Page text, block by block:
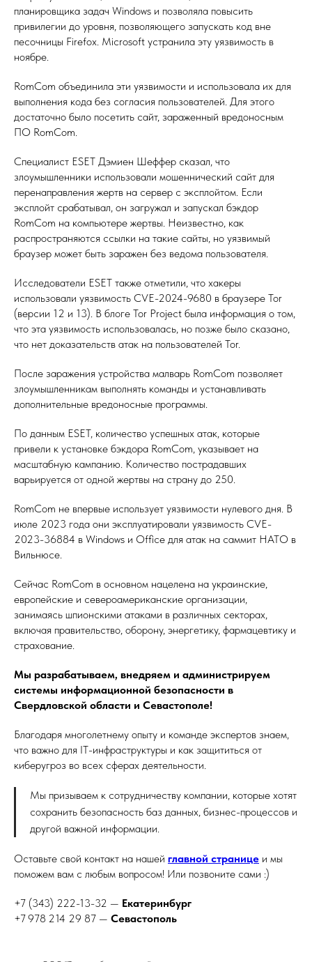
планировщика задач Windows и позволяла повысить
привилегии до уровня, позволяющего запускать код вне
песочницы Firefox. Microsoft устранила эту уязвимость в
ноябре.
RomCom объединила эти уязвимости и использовала их для
выполнения кода без согласия пользователей. Для этого
достаточно было посетить сайт, зараженный вредоносным
ПО RomCom.
Специалист ESET Дэмиен Шеффер сказал, что
злоумышленники использовали мошеннический сайт для
перенаправления жертв на сервер с эксплойтом. Если
эксплойт срабатывал, он загружал и запускал бэкдор
RomCom на компьютере жертвы. Неизвестно, как
распространяются ссылки на такие сайты, но уязвимый
браузер может быть заражен без ведома пользователя.
Исследователи ESET также отметили, что хакеры
использовали уязвимость CVE-2024-9680 в браузере Tor
(версии 12 и 13). В блоге Tor Project была информация о том,
что эта уязвимость использовалась, но позже было сказано,
что нет доказательств атак на пользователей Tor.
После заражения устройства малварь RomCom позволяет
злоумышленникам выполнять команды и устанавливать
дополнительные вредоносные программы.
По данным ESET, количество успешных атак, которые
привели к установке бэкдора RomCom, указывает на
масштабную кампанию. Количество пострадавших
варьируется от одной жертвы на страну до 250.
RomCom не впервые использует уязвимости нулевого дня. В
июле 2023 года они эксплуатировали уязвимость CVE-
2023-36884 в Windows и Office для атак на саммит НАТО в
Вильнюсе.
Сейчас RomCom в основном нацелена на украинские,
европейские и североамериканские организации,
занимаясь шпионскими атаками в различных секторах,
включая правительство, оборону, энергетику, фармацевтику и
страхование.
Мы разрабатываем, внедряем и администрируем
системы информационной безопасности в
Свердловской области и Севастополе!
Благодаря многолетнему опыту и команде экспертов знаем,
что важно для IT-инфраструктуры и как защититься от
киберугроз во всех сферах деятельности.
Мы призываем к сотрудничеству компании, которые хотят
сохранить безопасность баз данных, бизнес-процессов и
другой важной информации.
Оставьте свой контакт на нашей главной странице и мы
поможем вам с любым вопросом! Или позвоните сами :)
+7 (343) 222-13-32 — Екатеринбург
+7 978 214 29 87 — Севастополь